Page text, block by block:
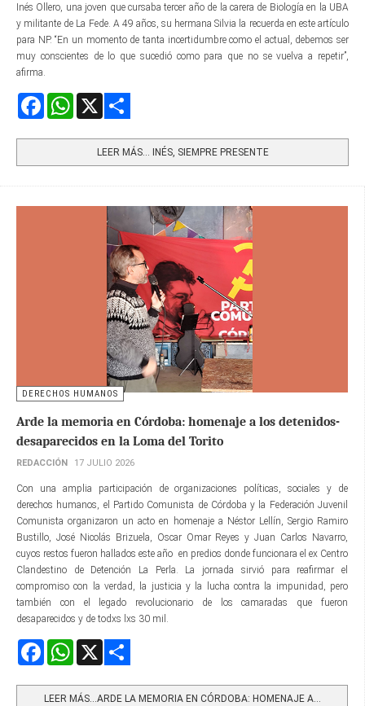
Inés Ollero, una joven que cursaba tercer año de la carera de Biología en la UBA
y militante de La Fede. A 49 años, su hermana Silvia la recuerda en este artículo
para NP. “En un momento de tanta incertidumbre como el actual, debemos ser
muy conscientes de lo que sucedió como para que no se vuelva a repetir”,
afirma.
FacebookWhatsApp
LEER MÁS… INÉS, SIEMPRE PRESENTE
DERECHOS HUMANOS
Arde la memoria en Córdoba: homenaje a los detenidos-
desaparecidos en la Loma del Torito
REDACCIÓN 17 JULIO 2026
Con una amplia participación de organizaciones políticas, sociales y de
derechos humanos, el Partido Comunista de Córdoba y la Federación Juvenil
Comunista organizaron un acto en homenaje a Néstor Lellín, Sergio Ramiro
Bustillo, José Nicolás Brizuela, Oscar Omar Reyes y Juan Carlos Navarro,
cuyos restos fueron hallados este año en predios donde funcionara el ex Centro
Clandestino de Detención La Perla. La jornada sirvió para reafirmar el
compromiso con la verdad, la justicia y la lucha contra la impunidad, pero
también con el legado revolucionario de los camaradas que fueron
desaparecidos y de todxs lxs 30 mil.
FacebookWhatsApp
LEER MÁS…ARDE LA MEMORIA EN CÓRDOBA: HOMENAJE A...